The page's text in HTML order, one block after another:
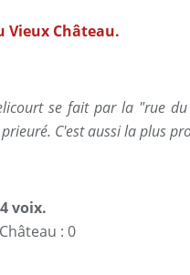
Vieux Château.
se fait par la "rue
C'est aussi la plus
voix.
: 0